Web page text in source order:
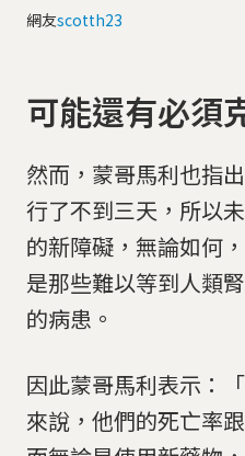
網友scotth23
可能還有必須
然而，蒙哥馬利也指
行了不到三天，所以
的新障礙，無論如何
是那些難以等到人類
的病患。
因此蒙哥馬利表示：
來說，他們的死亡率